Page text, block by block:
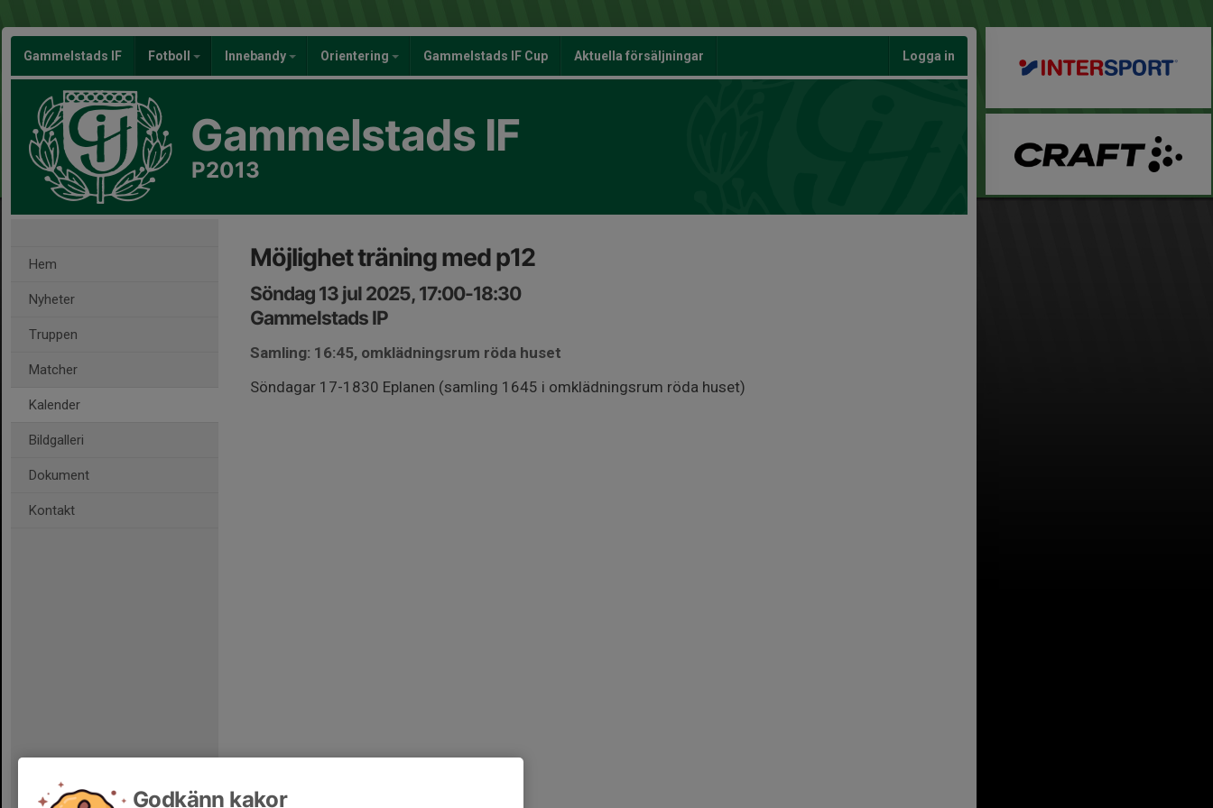
Gammelstads IF Fotboll Innebandy Orientering Gammelstads IF Cup Aktuella försäljningar Logga in
Gammelstads IF
P2013
Hem
Nyheter
Truppen
Matcher
Kalender
Bildgalleri
Dokument
Kontakt
Möjlighet träning med p12
Söndag 13 jul 2025, 17:00-18:30
Gammelstads IP
Samling: 16:45, omklädningsrum röda huset
Söndagar 17-1830 Eplanen (samling 1645 i omklädningsrum röda huset)
Godkänn kakor